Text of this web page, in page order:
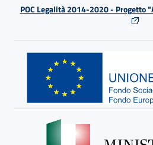
POC Legalità 2014-2020 - Progetto